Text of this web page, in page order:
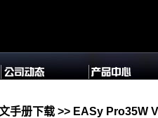
手册下载 >> EASy Pro35W